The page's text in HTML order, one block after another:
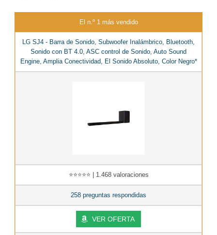
El n.º 1 más vendido
LG SJ4 - Barra de Sonido, Subwoofer Inalámbrico, Bluetooth,
Sonido con BT 4.0, ASC control de Sonido, Auto Sound
Engine, Amplia Conectividad, El Sonido Absoluto, Color Negro*
⭐⭐⭐⭐⭐ | 1.468 valoraciones
258 preguntas respondidas
VER OFERTA